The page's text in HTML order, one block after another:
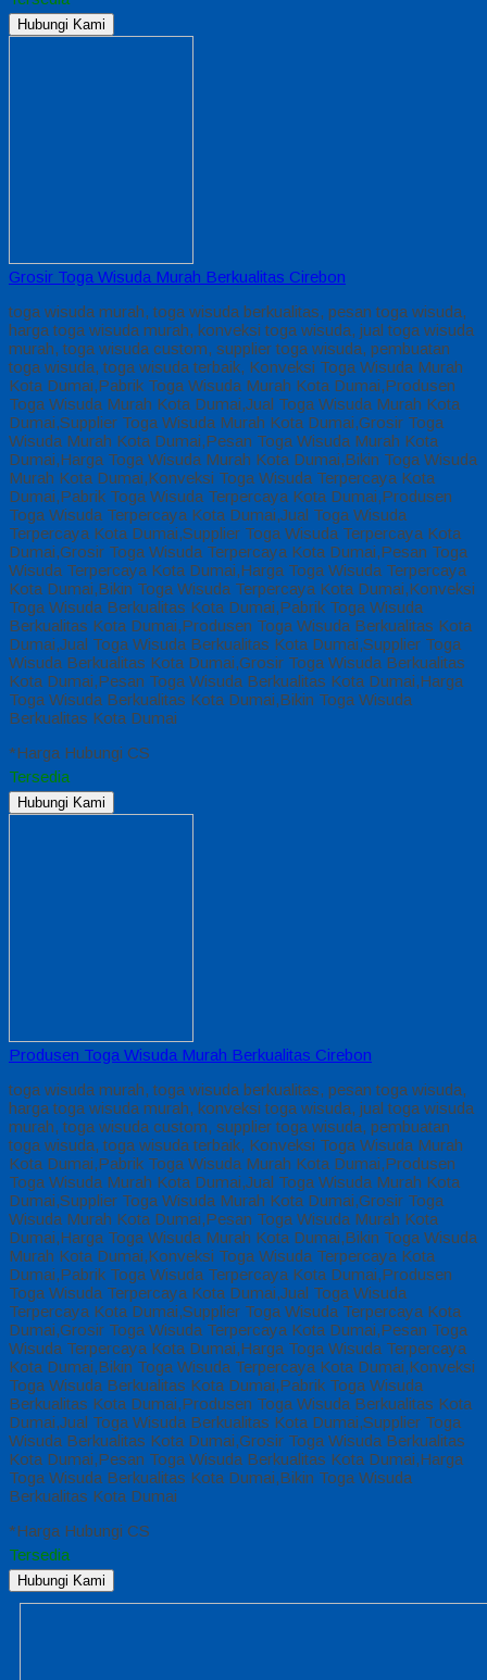
Hubungi Kami
Grosir Toga Wisuda Murah Berkualitas Cirebon
toga wisuda murah, toga wisuda berkualitas, pesan toga wisuda,
harga toga wisuda murah, konveksi toga wisuda, jual toga wisuda
murah, toga wisuda custom, supplier toga wisuda, pembuatan
toga wisuda, toga wisuda terbaik, Konveksi Toga Wisuda Murah
Kota Dumai,Pabrik Toga Wisuda Murah Kota Dumai,Produsen
Toga Wisuda Murah Kota Dumai,Jual Toga Wisuda Murah Kota
Dumai,Supplier Toga Wisuda Murah Kota Dumai,Grosir Toga
Wisuda Murah Kota Dumai,Pesan Toga Wisuda Murah Kota
Dumai,Harga Toga Wisuda Murah Kota Dumai,Bikin Toga Wisuda
Murah Kota Dumai,Konveksi Toga Wisuda Terpercaya Kota
Dumai,Pabrik Toga Wisuda Terpercaya Kota Dumai,Produsen
Toga Wisuda Terpercaya Kota Dumai,Jual Toga Wisuda
Terpercaya Kota Dumai,Supplier Toga Wisuda Terpercaya Kota
Dumai,Grosir Toga Wisuda Terpercaya Kota Dumai,Pesan Toga
Wisuda Terpercaya Kota Dumai,Harga Toga Wisuda Terpercaya
Kota Dumai,Bikin Toga Wisuda Terpercaya Kota Dumai,Konveksi
Toga Wisuda Berkualitas Kota Dumai,Pabrik Toga Wisuda
Berkualitas Kota Dumai,Produsen Toga Wisuda Berkualitas Kota
Dumai,Jual Toga Wisuda Berkualitas Kota Dumai,Supplier Toga
Wisuda Berkualitas Kota Dumai,Grosir Toga Wisuda Berkualitas
Kota Dumai,Pesan Toga Wisuda Berkualitas Kota Dumai,Harga
Toga Wisuda Berkualitas Kota Dumai,Bikin Toga Wisuda
Berkualitas Kota Dumai
*Harga Hubungi CS
Tersedia
Hubungi Kami
Produsen Toga Wisuda Murah Berkualitas Cirebon
toga wisuda murah, toga wisuda berkualitas, pesan toga wisuda,
harga toga wisuda murah, konveksi toga wisuda, jual toga wisuda
murah, toga wisuda custom, supplier toga wisuda, pembuatan
toga wisuda, toga wisuda terbaik, Konveksi Toga Wisuda Murah
Kota Dumai,Pabrik Toga Wisuda Murah Kota Dumai,Produsen
Toga Wisuda Murah Kota Dumai,Jual Toga Wisuda Murah Kota
Dumai,Supplier Toga Wisuda Murah Kota Dumai,Grosir Toga
Wisuda Murah Kota Dumai,Pesan Toga Wisuda Murah Kota
Dumai,Harga Toga Wisuda Murah Kota Dumai,Bikin Toga Wisuda
Murah Kota Dumai,Konveksi Toga Wisuda Terpercaya Kota
Dumai,Pabrik Toga Wisuda Terpercaya Kota Dumai,Produsen
Toga Wisuda Terpercaya Kota Dumai,Jual Toga Wisuda
Terpercaya Kota Dumai,Supplier Toga Wisuda Terpercaya Kota
Dumai,Grosir Toga Wisuda Terpercaya Kota Dumai,Pesan Toga
Wisuda Terpercaya Kota Dumai,Harga Toga Wisuda Terpercaya
Kota Dumai,Bikin Toga Wisuda Terpercaya Kota Dumai,Konveksi
Toga Wisuda Berkualitas Kota Dumai,Pabrik Toga Wisuda
Berkualitas Kota Dumai,Produsen Toga Wisuda Berkualitas Kota
Dumai,Jual Toga Wisuda Berkualitas Kota Dumai,Supplier Toga
Wisuda Berkualitas Kota Dumai,Grosir Toga Wisuda Berkualitas
Kota Dumai,Pesan Toga Wisuda Berkualitas Kota Dumai,Harga
Toga Wisuda Berkualitas Kota Dumai,Bikin Toga Wisuda
Berkualitas Kota Dumai
*Harga Hubungi CS
Tersedia
Hubungi Kami